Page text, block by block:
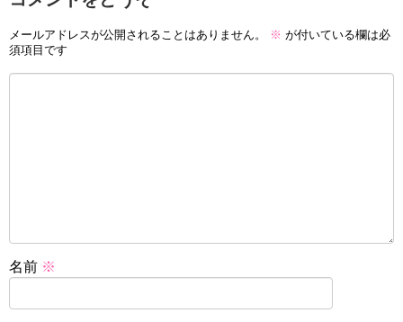
メールアドレスが公開されることはありません。 ※ が付いている欄は必
須項目です
名前 ※